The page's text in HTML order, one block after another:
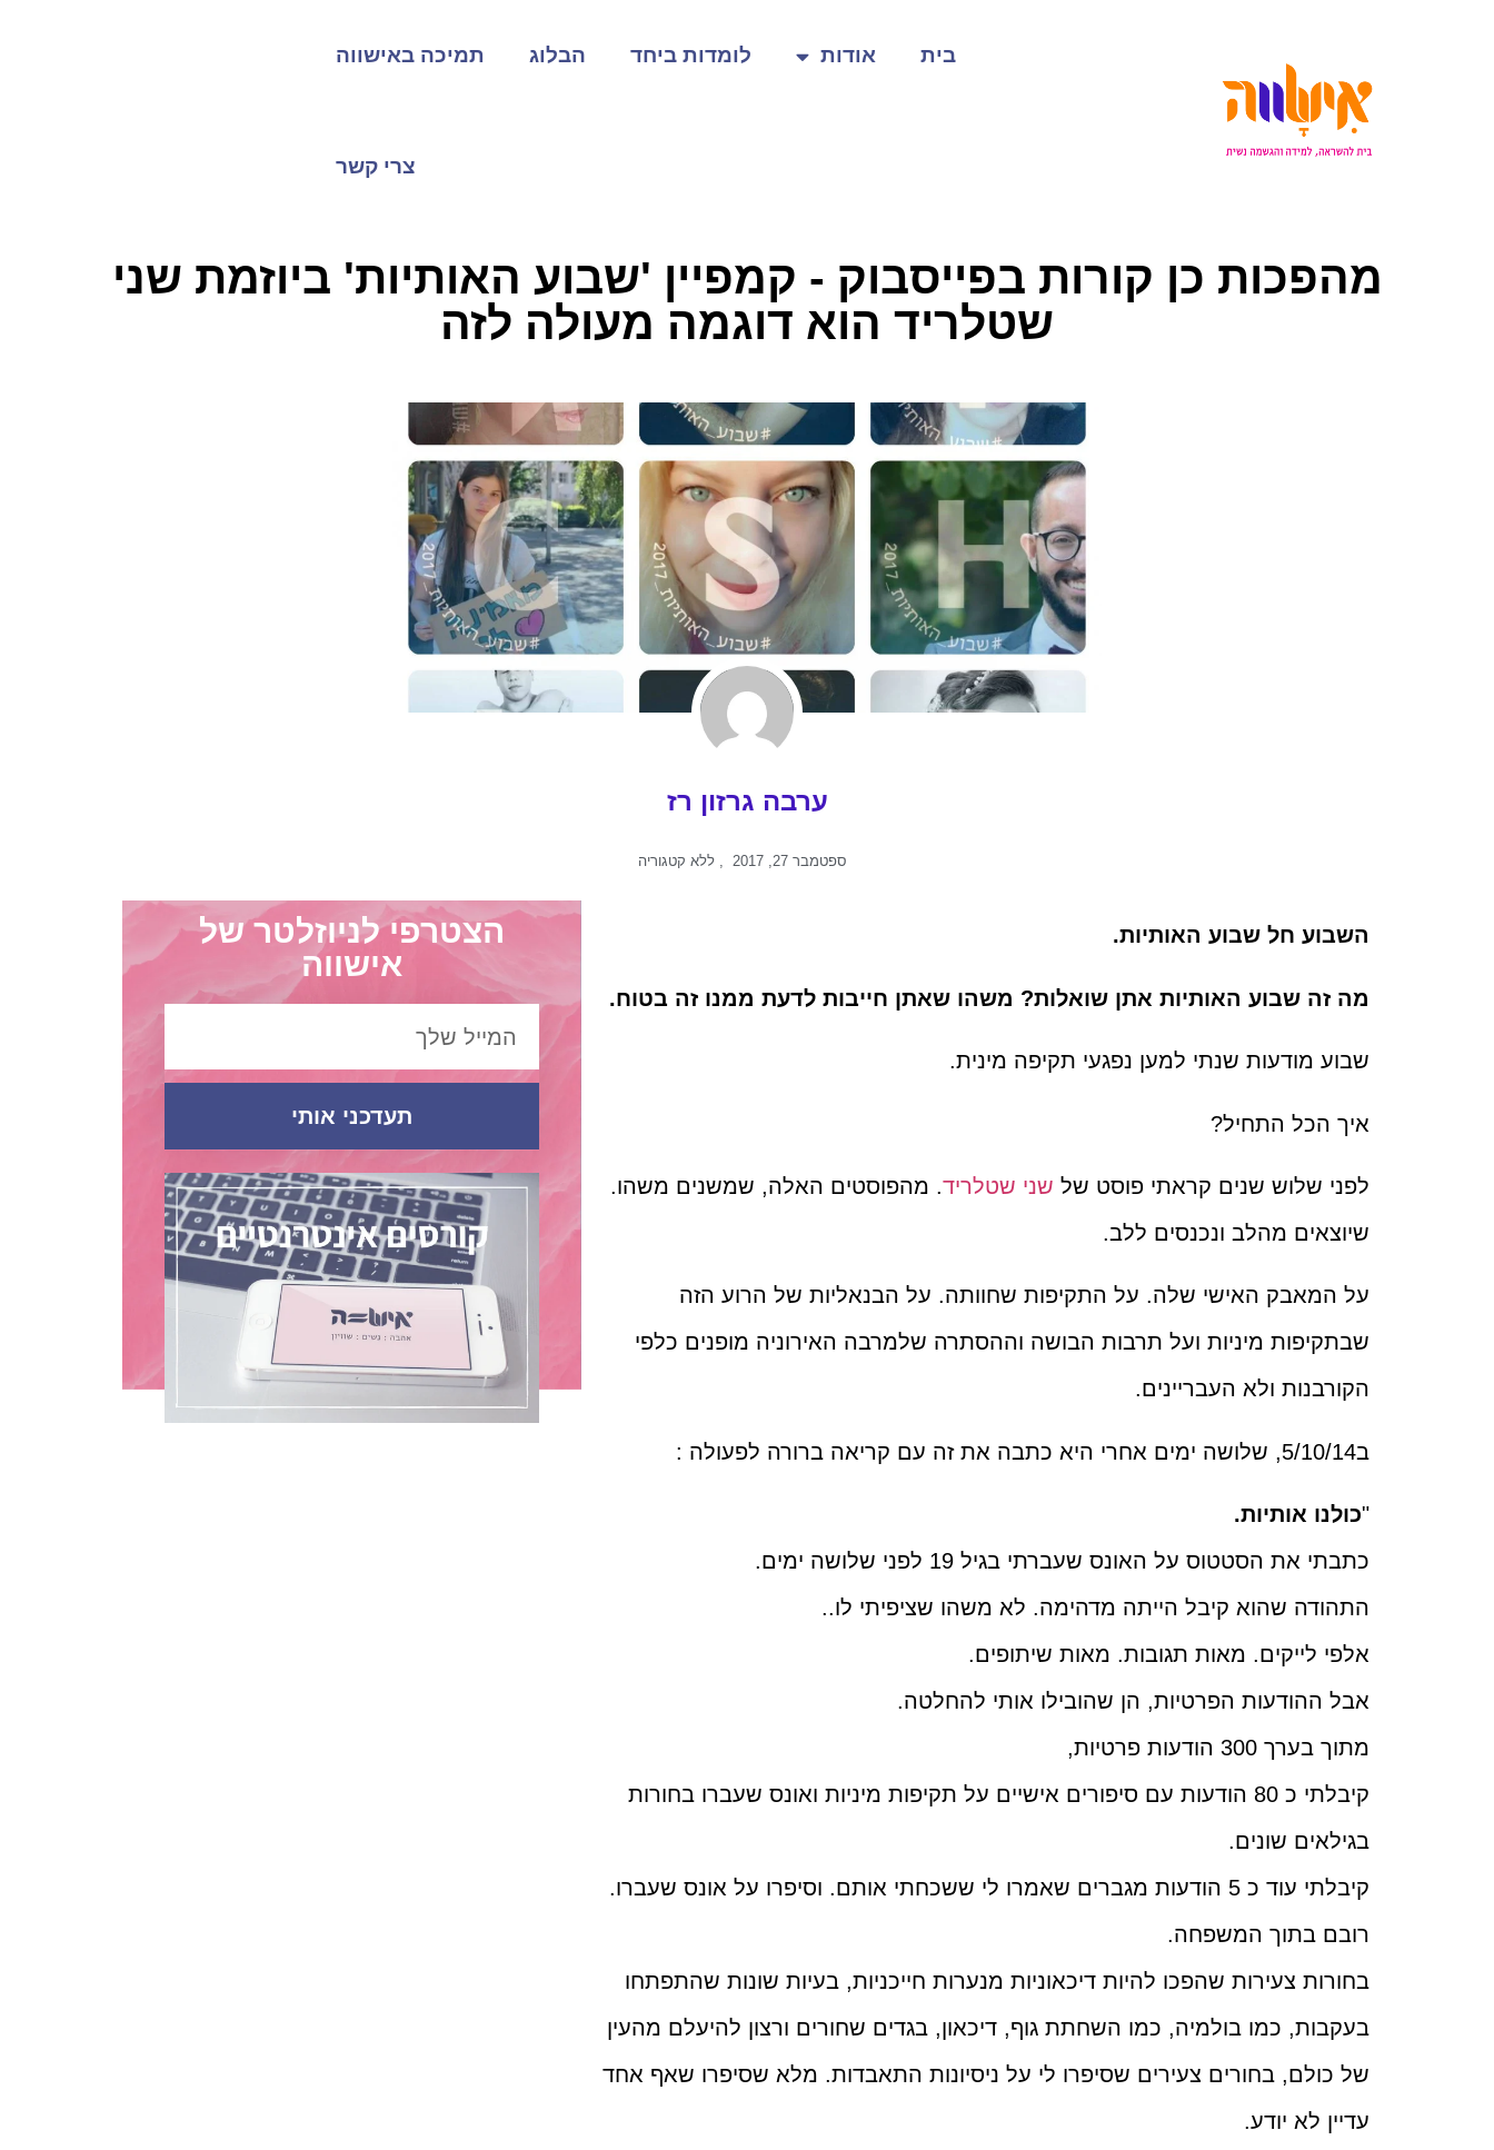
בית אודות לומדות ביחד הבלוג תמיכה באישווה
צרי קשר
מהפכות כן קורות בפייסבוק - קמפיין 'שבוע האותיות' ביוזמת שני
שטלריד הוא דוגמה מעולה לזה
ערבה גרזון רז
ספטמבר 27, 2017 , ללא קטגוריה
השבוע חל שבוע האותיות.
מה זה שבוע האותיות אתן שואלות? משהו שאתן חייבות לדעת ממנו זה בטוח.
שבוע מודעות שנתי למען נפגעי תקיפה מינית.
איך הכל התחיל?
לפני שלוש שנים קראתי פוסט של שני שטלריד. מהפוסטים האלה, שמשנים משהו.
שיוצאים מהלב ונכנסים ללב.
על המאבק האישי שלה. על התקיפות שחוותה. על הבנאליות של הרוע הזה
שבתקיפות מיניות ועל תרבות הבושה וההסתרה שלמרבה האירוניה מופנים כלפי
הקורבנות ולא העבריינים.
ב5/10/14, שלושה ימים אחרי היא כתבה את זה עם קריאה ברורה לפעולה :
"כולנו אותיות.
כתבתי את הסטטוס על האונס שעברתי בגיל 19 לפני שלושה ימים.
התהודה שהוא קיבל הייתה מדהימה. לא משהו שציפיתי לו..
אלפי לייקים. מאות תגובות. מאות שיתופים.
אבל ההודעות הפרטיות, הן שהובילו אותי להחלטה.
מתוך בערך 300 הודעות פרטיות,
קיבלתי כ 80 הודעות עם סיפורים אישיים על תקיפות מיניות ואונס שעברו בחורות
בגילאים שונים.
קיבלתי עוד כ 5 הודעות מגברים שאמרו לי ששכחתי אותם. וסיפרו על אונס שעברו.
רובם בתוך המשפחה.
בחורות צעירות שהפכו להיות דיכאוניות מנערות חייכניות, בעיות שונות שהתפתחו
בעקבות, כמו בולמיה, כמו השחתת גוף, דיכאון, בגדים שחורים ורצון להיעלם מהעין
של כולם, בחורים צעירים שסיפרו לי על ניסיונות התאבדות. מלא שסיפרו שאף אחד
עדיין לא יודע.
הצטרפי לניוזלטר של
אישווה
תעדכני אותי